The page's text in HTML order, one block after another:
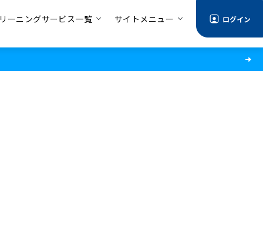
ーニングサービス一覧 サイトメニュー ログイン